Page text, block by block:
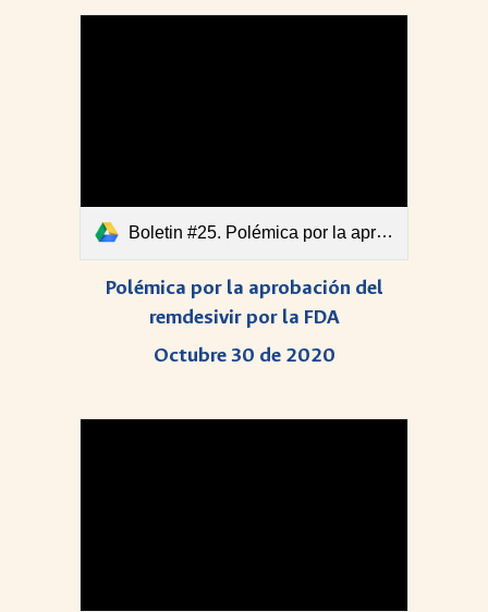
Boletin #25. Polémica por la aprobación del remdesivir por la FDA..pdf
Polémica por la aprobación del
remdesivir por la FDA
Octubre 30 de 2020